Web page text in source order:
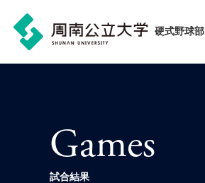
硬式野球部
Games
試合結果